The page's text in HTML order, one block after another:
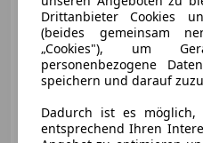
06/2021 33 000 km
Drittanbieter Cookies
(beides gemeinsam
„Cookies"), um
personenbezogene
speichern und darauf
Dadurch ist es möglich,
entsprechend Ihren